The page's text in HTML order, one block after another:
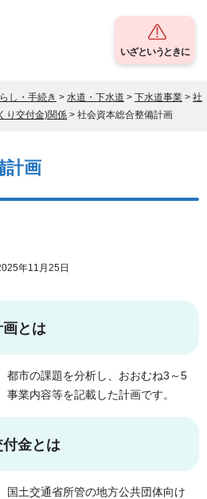
いざというときに
し・手続き > 水道・下水道 > 下水道事業 > 社
り交付金)関係 > 社会資本総合整備計画
計画
年11月25日
とは
都市の課題を分析し、おおむね3～5
業内容等を記載した計画です。
金とは
国土交通省所管の地方公共団体向け